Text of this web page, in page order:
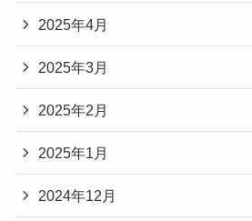
2025年4月
2025年3月
2025年2月
2025年1月
2024年12月